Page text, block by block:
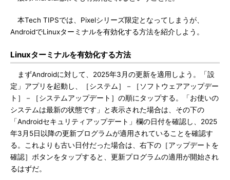
本Tech TIPSでは、Pixelシリーズ限定となってしまうが、
AndroidでLinuxターミナルを有効化する方法を紹介しよう。
Linuxターミナルを有効化する方法
まずAndroidに対して、2025年3月の更新を適用しよう。「設
定」アプリを起動し、［システム］－［ソフトウェアアップデー
ト］－［システムアップデート］の順にタップする。「お使いの
システムは最新の状態です」と表示された場合は、その下の
「Androidセキュリティアップデート」欄の日付を確認し、2025
年3月5日以降の更新プログラムが適用されていることを確認す
る。これよりも古い日付だった場合は、右下の［アップデートを
確認］ボタンをタップすると、更新プログラムの適用が開始され
るはずだ。